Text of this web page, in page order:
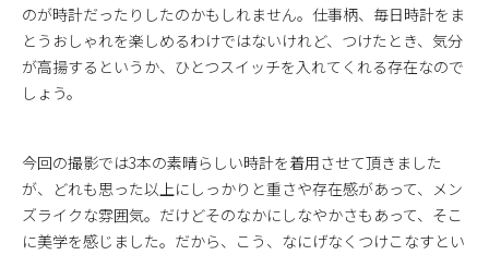
のが時計だったりしたのかもしれません。仕事柄、毎日時計をま
とうおしゃれを楽しめるわけではないけれど、つけたとき、気分
が高揚するというか、ひとつスイッチを入れてくれる存在なので
しょう。
今回の撮影では3本の素晴らしい時計を着用させて頂きました
が、どれも思った以上にしっかりと重さや存在感があって、メン
ズライクな雰囲気。だけどそのなかにしなやかさもあって、そこ
に美学を感じました。だから、こう、なにげなくつけこなすとい